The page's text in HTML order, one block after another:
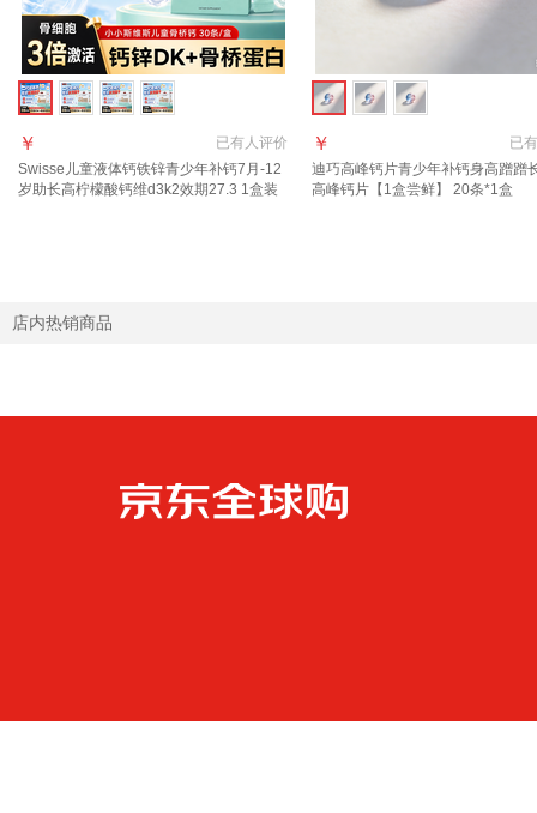
已有人评价
￥
Swisse儿童液体钙铁锌青少年补钙7月-12
岁助长高柠檬酸钙维d3k2效期27.3 1盒装
已有
￥
迪巧高峰钙片青少年补钙身高蹭蹭
高峰钙片【1盒尝鲜】 20条*1盒
店内热销商品